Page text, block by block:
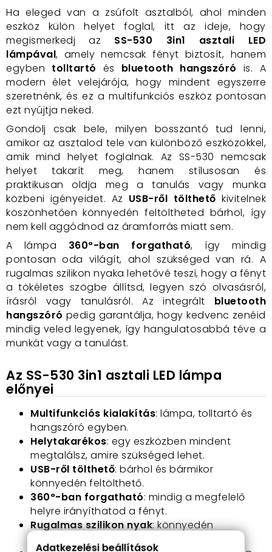
Ha eleged van a zsúfolt asztalból, ahol minden
eszköz külön helyet foglal, itt az ideje, hogy
megismerkedj az SS-530 3in1 asztali LED
lámpával, amely nemcsak fényt biztosít, hanem
egyben tolltartó és bluetooth hangszóró is. A
modern élet velejárója, hogy mindent egyszerre
szeretnénk, és ez a multifunkciós eszköz pontosan
ezt nyújtja neked.
Gondolj csak bele, milyen bosszantó tud lenni,
amikor az asztalod tele van különböző eszközökkel,
amik mind helyet foglalnak. Az SS-530 nemcsak
helyet takarít meg, hanem stílusosan és
praktikusan oldja meg a tanulás vagy munka
közbeni igényeidet. Az USB-ről tölthető kivitelnek
köszönhetően könnyedén feltöltheted bárhol, így
nem kell aggódnod az áramforrás miatt sem.
A lámpa 360°-ban forgatható, így mindig
pontosan oda világít, ahol szükséged van rá. A
rugalmas szilikon nyaka lehetővé teszi, hogy a fényt
a tökéletes szögbe állítsd, legyen szó olvasásról,
írásról vagy tanulásról. Az integrált bluetooth
hangszóró pedig garantálja, hogy kedvenc zenéid
mindig veled legyenek, így hangulatosabbá téve a
munkát vagy a tanulást.
Az SS-530 3in1 asztali LED lámpa
előnyei
Multifunkciós kialakítás: lámpa, tolltartó és
hangszóró egyben.
Helytakarékos: egy eszközben mindent
megtalálsz, amire szükséged lehet.
USB-ről tölthető: bárhol és bármikor
könnyedén feltölthető.
360°-ban forgatható: mindig a megfelelő
helyre irányíthatod a fényt.
Rugalmas szilikon nyak: könnyedén
Adatkezelési beállítások